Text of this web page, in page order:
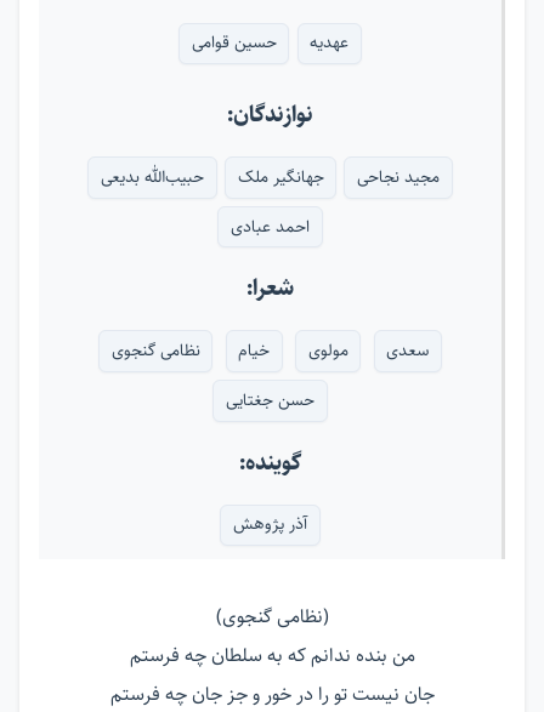
عهدیه حسین قوامی
نوازندگان:
مجید نجاحی جهانگیر ملک
حبیب‌الله بدیعی
احمد عبادی
شعرا:
سعدی مولوی خیام
نظامی گنجوی
حسن جغتایی
گوینده:
آذر پژوهش
(نظامی گنجوی)
من بنده ندانم که به سلطان چه فرستم
جان نیست تو را در خور و جز جان چه فرستم